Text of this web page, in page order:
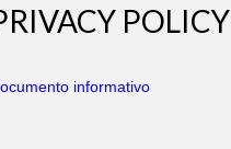
POLICY
informativo